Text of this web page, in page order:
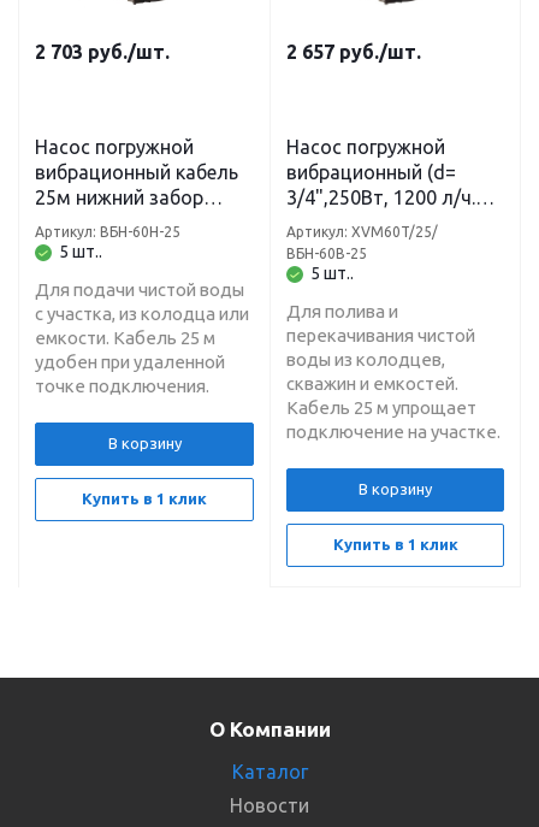
2 703 руб./шт.
Насос погружной
вибрационный кабель
25м нижний забор
XVM60 В/25 JEMIX
5 шт..
Артикул: ВБН-60Н-25
Для подачи чистой воды
с участка, из колодца или
емкости. Кабель 25 м
удобен при удаленной
точке подключения.
В корзину
Купить в 1 клик
2 657 руб./шт.
Насос погружной
вибрационный (d=
3/4",250Вт, 1200 л/ч.
3м) кабель 25м верхний
забор XVM60 T/25
JEMIX
5 шт..
Артикул: XVM60T/25/
ВБН-60В-25
Для полива и
перекачивания чистой
воды из колодцев,
скважин и емкостей.
Кабель 25 м упрощает
подключение на участке.
В корзину
Купить в 1 клик
О Компании
Каталог
Новости